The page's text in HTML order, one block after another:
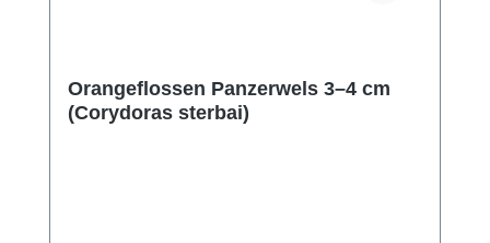
Orangeflossen Panzerwels 3–4 cm
(Corydoras sterbai)